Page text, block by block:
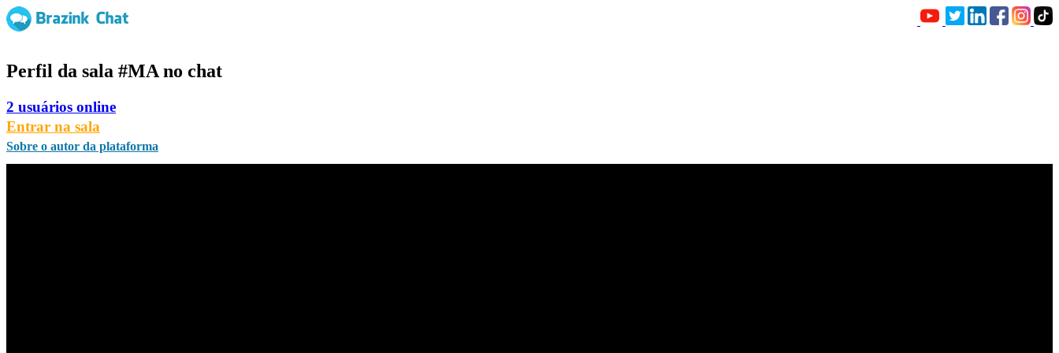
Perfil da sala #MA no chat
2 usuários online
Entrar na sala
Sobre o autor da plataforma